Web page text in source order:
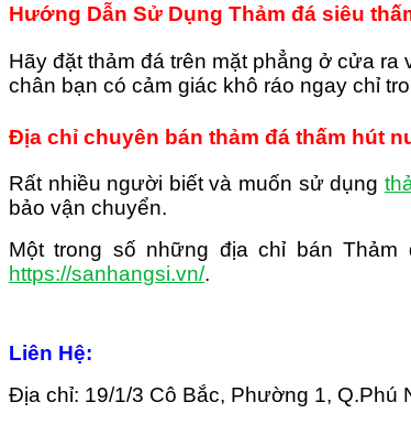
Hướng Dẫn Sử Dụng Thảm đá siêu
Hãy đặt thảm đá trên mặt phẳng ở cửa
chân bạn có cảm giác khô ráo ngay chỉ
Địa chỉ chuyên bán thảm đá thấm hút
Rất nhiều người biết và muốn sử dụng
bảo vận chuyển.
Một trong số những địa chỉ bán
https://sanhangsi.vn/.
Liên Hệ:
Địa chỉ: 19/1/3 Cô Bắc, Phường 1, Q.Phú